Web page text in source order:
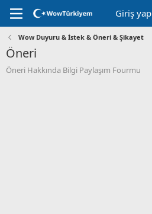
Giriş yap
Wow Duyuru & İstek & Öneri & Şikayet
Öneri
Öneri Hakkında Bilgi Paylaşım Fourmu